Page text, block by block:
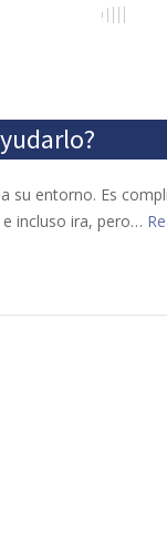
entorno. Es
incluso ira, pero…